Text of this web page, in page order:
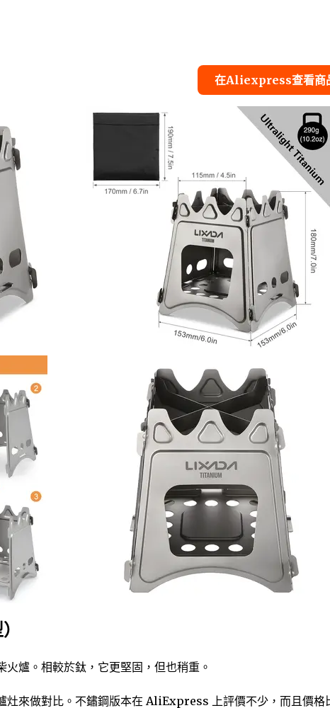
在Aliexpress查看商
爐。相較於鈦，它更堅固，但也稍重。
灶來做對比。不鏽鋼版本在 AliExpress 上評價不少，而且價格